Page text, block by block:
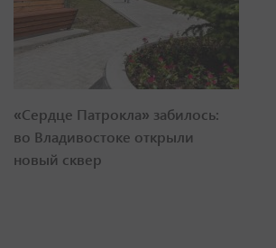
«Сердце Патрокла» забилось:
во Владивостоке открыли
новый сквер